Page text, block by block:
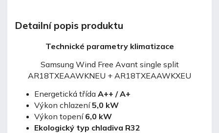
Detailní popis produktu
Technické parametry klimatizace
Samsung Wind Free Avant single split
AR18TXEAAWKNEU + AR18TXEAAWKXEU
Energetická třída A++ / A+
Výkon chlazení5,0 kW
Výkon topení 6,0 kW
Ekologický typ chladiva R32